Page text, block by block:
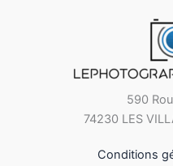
590
74230 LES
Conditions